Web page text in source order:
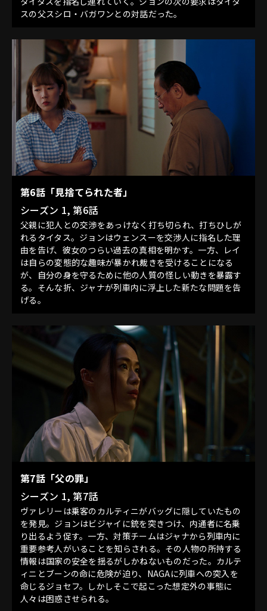
スの父スシロ・バガワンとの対話だった。
第6話「見捨てられた者」
シーズン 1, 第6話
父親に犯人との交渉をあっけなく打ち切られ、打ちひしが
れるタイタス。ジョンはウェンスーを交渉人に指名した理
由を告げ、彼女のつらい過去の真相を明かす。一方、レイ
は自らの変態的な趣味が暴かれ裁きを受けることになる
が、自分の身を守るために他の人質の怪しい動きを暴露す
る。そんな折、ジャナが列車内に浮上した新たな問題を告
げる。
第7話「父の罪」
シーズン 1, 第7話
ヴァレリーは乗客のカルティニがバッグに隠していたもの
を発見。ジョンはビジャイに銃を突きつけ、内通者に名乗
り出るよう促す。一方、対策チームはジャナから列車内に
重要参考人がいることを知らされる。その人物の所持する
情報は国家の安全を揺るがしかねないものだった。カルテ
ィニとブーンの命に危険が迫り、NAGAに列車への突入を
命じるジョセフ。しかしそこで起こった想定外の事態に
人々は困惑させられる。